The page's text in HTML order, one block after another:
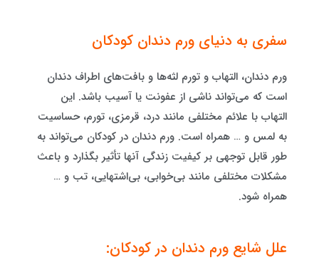
سفری به دنیای ورم دندان کودکان
ورم دندان، التهاب و تورم لثه‌ها و بافت‌های اطراف دندان
است که می‌تواند ناشی از عفونت یا آسیب باشد. این
التهاب با علائم مختلفی مانند درد، قرمزی، تورم، حساسیت
به لمس و … همراه است. ورم دندان در کودکان می‌تواند به
طور قابل توجهی بر کیفیت زندگی آنها تأثیر بگذارد و باعث
مشکلات مختلفی مانند بی‌خوابی، بی‌اشتهایی، تب و …
همراه شود.
علل شایع ورم دندان در کودکان: